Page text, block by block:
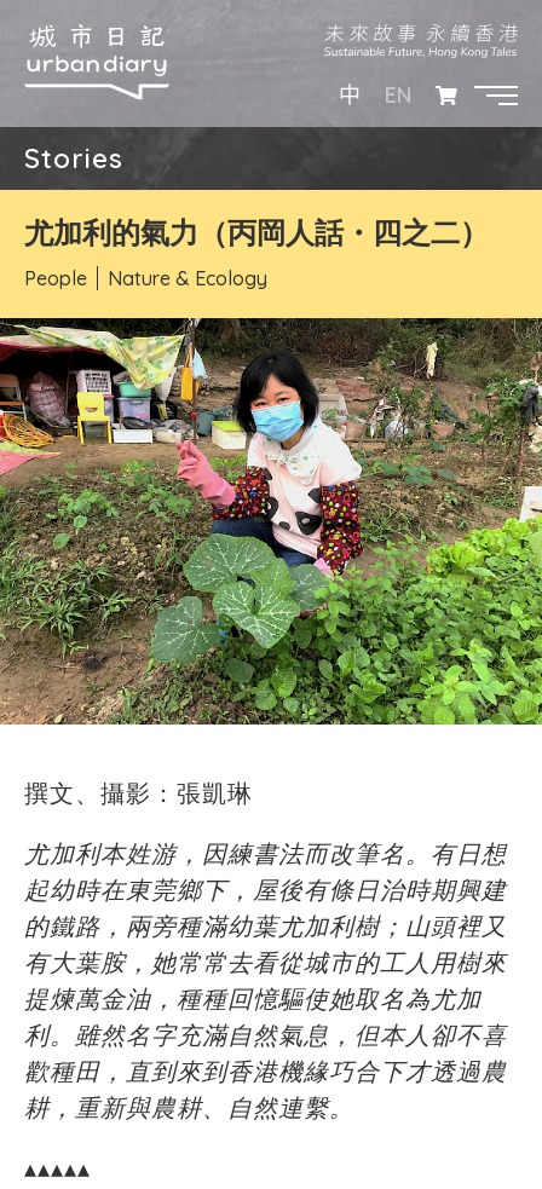
中 EN
Stories
尤加利的氣力（丙岡人話・四之二）
People Nature & Ecology
撰文、攝影：張凱琳
尤加利本姓游，因練書法而改筆名。有日想
起幼時在東莞鄉下，屋後有條日治時期興建
的鐵路，兩旁種滿幼葉尤加利樹；山頭裡又
有大葉胺，她常常去看從城市的工人用樹來
提煉萬金油，種種回憶驅使她取名為尤加
利。雖然名字充滿自然氣息，但本人卻不喜
歡種田，直到來到香港機緣巧合下才透過農
耕，重新與農耕、自然連繫。
▴▴▴▴▴